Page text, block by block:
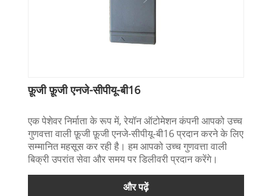
फ़ूजी फ़ूजी एनजे-सीपीयू-बी16
एक पेशेवर निर्माता के रूप में, रेयॉन ऑटोमेशन कंपनी आपको उच्च
गुणवत्ता वाली फ़ूजी फ़ूजी एनजे-सीपीयू-बी16 प्रदान करने के लिए
सम्मानित महसूस कर रही है। हम आपको उच्च गुणवत्ता वाली
बिक्री उपरांत सेवा और समय पर डिलीवरी प्रदान करेंगे।
और पढ़ें